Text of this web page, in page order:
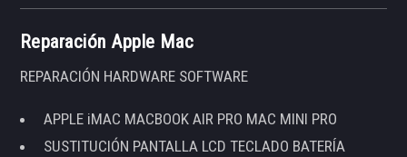
Reparación Apple Mac
REPARACIÓN HARDWARE SOFTWARE
APPLE iMAC MACBOOK AIR PRO MAC MINI PRO
SUSTITUCIÓN PANTALLA LCD TECLADO BATERÍA